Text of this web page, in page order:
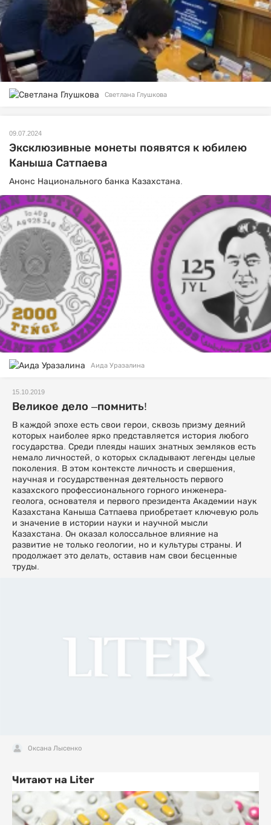
Светлана Глушкова
09.07.2024
Эксклюзивные монеты появятся к юбилею
Каныша Сатпаева
Анонс Национального банка Казахстана.
Аида Уразалина
15.10.2019
Великое дело –помнить!
В каждой эпохе есть свои герои, сквозь призму деяний
которых наиболее ярко представляется история любого
государства. Среди плеяды наших знатных земляков есть
немало личностей, о которых складывают легенды целые
поколения. В этом контексте личность и свершения,
научная и государственная деятельность первого
казахского профессионального горного инженера-
геолога, основателя и первого президента Академии наук
Казахстана Каныша Сатпаева приобретает ключевую роль
и значение в истории науки и научной мысли
Казахстана. Он оказал колоссальное влияние на
развитие не только геологии, но и культуры страны. И
продолжает это делать, оставив нам свои бесценные
труды.
Оксана Лысенко
Читают на Liter